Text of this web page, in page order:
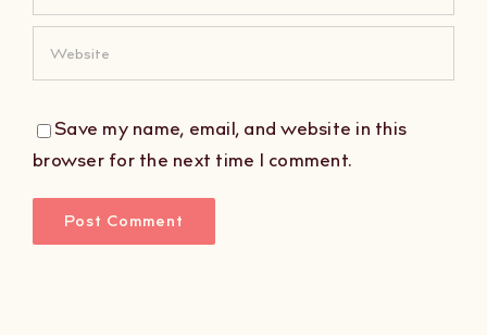
Save my name, email, and website in this
browser for the next time I comment.